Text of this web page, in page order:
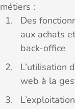
métiers :
Des
aux achats
back-office
L’utilisation
web à la